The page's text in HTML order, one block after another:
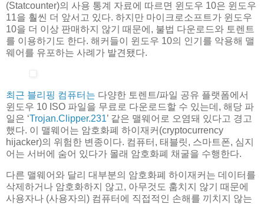
(Statcounter)의 사용 통계 자료에 따르면 윈도우 10은 윈도우
11을 훨씬 더 앞서고 있다. 하지만 마이크로소프트가 윈도우
10을 더 이상 판매하지 않기 때문에, 불법 다운로드와 토렌트
를 이용하기도 한다. 해커들이 윈도우 10의 인기를 악용해 맬
웨어를 유포하는 사례가 발견됐다.
최근 블리핑 컴퓨터는 다양한 토렌트/파일 공유 플랫폼에서
윈도우 10 ISO 파일을 무료로 다운로드할 수 있는데, 해당 파
일은 ‘Trojan.Clipper.231’ 같은 맬웨어로 오염돼 있다고 경고
했다. 이 맬웨어는 암호화폐 하이재커(cryptocurrency
hijacker)의 위험한 변종이다. 컴퓨터, 태블릿, 스마트폰, 심지
어는 서버에 숨어 있다가 몰래 암호화폐 채굴을 수행한다.
다른 맬웨어와 달리 대부분의 암호화폐 하이재커는 데이터를
삭제하거나 암호화하지 않고, 아무것도 훔치지 않기 때문에
사용자나 (사용자의) 컴퓨터에 직접적인 손해를 끼치지 않는